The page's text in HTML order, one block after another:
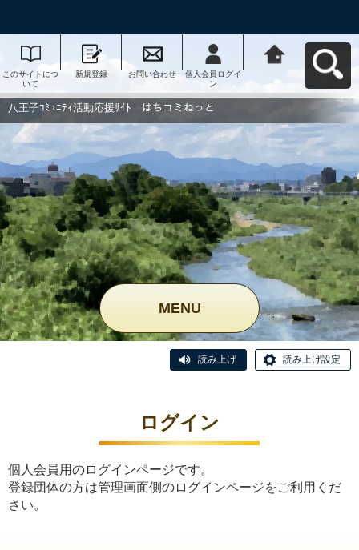
このサイトにつ
いて
新規登録 お問い合わせ
個人会員ログイ
ン
動応援ｻｲﾄ はち
コミねっとへ戻
八王子ｺﾐｭﾆﾃｨ活動応援ｻｲﾄ はちコミねっと
MENU
読み上げ 読み上げ設定
ログイン
個人会員用のログインページです。
登録団体の方は管理画面側のログインページをご利用くだ
さい。